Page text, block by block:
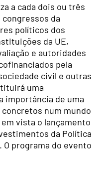
a cada dois ou três
da
políticos dos
da UE,
e autoridades
pela
civil e outras
uma
importância de uma
num mundo
vista o lançamento
da Política
O programa do evento